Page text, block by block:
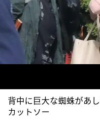
背中に巨大な蜘蛛があ
カットソー